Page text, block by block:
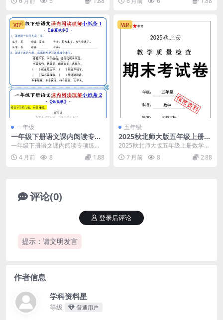
是学科星。在一...
大家好，我...
VIP
一年级
一年级下册语文课内阅读专项
练习小纸条：同步课文阅读理
一年级下册语文课内阅读专项练习
推荐 在一年级下册语文的学习中，
阅读理解能力的培养...
4 月前 8 1.88
VIP
五年级
2025秋北师大版五年级上册数
学期末押题模拟测试卷（全5
2025秋北师大版五年级上册数学期
末冲刺押题卷 期末临近，学科星特
意为五年级学子...
7 月前 8 2.88
评论(0)
提示：请文明发言
登录后评论
作者信息
学科资料星
等级 普通用户